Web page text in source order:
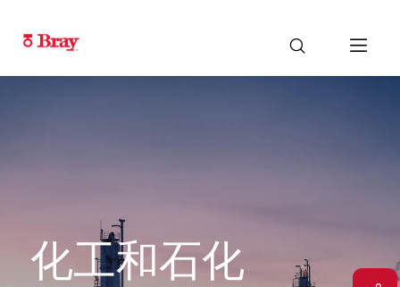
化工和石化